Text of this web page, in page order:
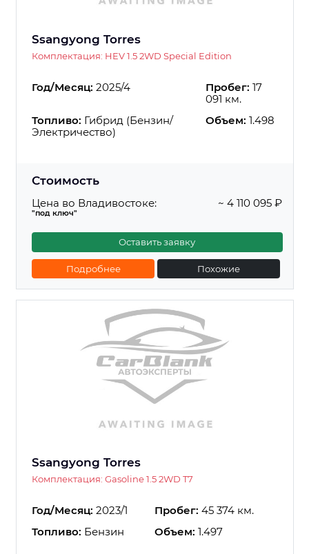
Ssangyong Torres
Комплектация: HEV 1.5 2WD Special Edition
Год/Месяц: 2025/4 Пробег: 17
091 км.
Топливо: Гибрид (Бензин/
Электричество)
Объем: 1.498
Стоимость
Цена во Владивостоке:
"под ключ"
~ 4 110 095 ₽
Оставить заявку
Подробнее Похожие
Ssangyong Torres
Комплектация: Gasoline 1.5 2WD T7
Год/Месяц: 2023/1 Пробег: 45 374 км.
Топливо: Бензин Объем: 1.497